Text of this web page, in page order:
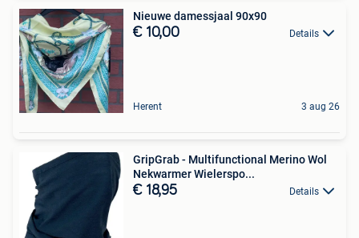
Nieuwe damessjaal 90x90
€ 10,00 Details
Herent 3 aug 26
GripGrab - Multifunctional Merino Wol
Nekwarmer Wielerspo...
€ 18,95 Details